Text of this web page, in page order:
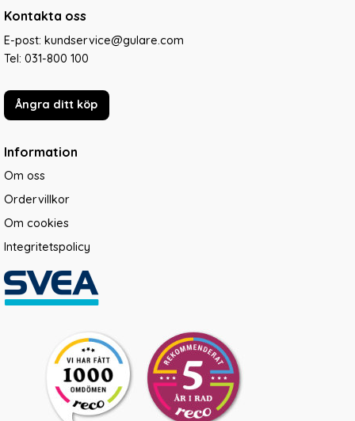
Kontakta oss
E-post: kundservice@gulare.com
Tel: 031-800 100
Ångra ditt köp
Information
Om oss
Ordervillkor
Om cookies
Integritetspolicy